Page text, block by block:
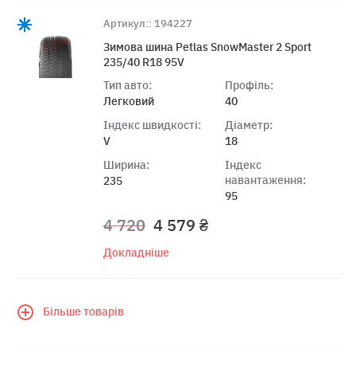
Артикул:: 194227
Зимова шина Petlas SnowMaster 2 Sport
235/40 R18 95V
Тип авто:
Легковий
Індекс швидкості:
V
Ширина:
235
Профіль:
40
Діаметр:
18
Індекс
навантаження:
95
4 720 4 579 ₴
Докладніше
Більше товарів